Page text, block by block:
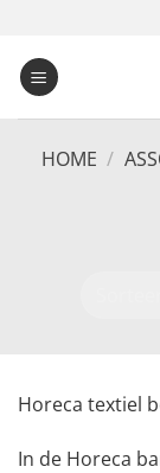
inhoud
HOME /
Horeca textiel
In de Horeca